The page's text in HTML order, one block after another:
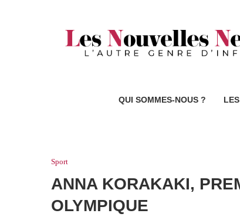
QUI SOMMES-NOUS ?
Sport
ANNA KORAKAKI,
OLYMPIQUE